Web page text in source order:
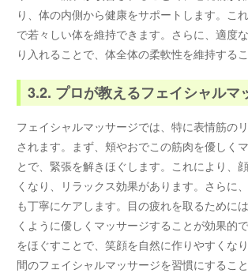
り、体の内側から健康をサポートします。こ
で若々しい体を維持できます。さらに、適度
り入れることで、体全体の柔軟性を維持する
3.2. プロが教えるフェイシャルマ
フェイシャルマッサージでは、特に表情筋の
されます。まず、頬やおでこの筋肉を優しく
とで、緊張を解きほぐします。これにより、
くなり、リラックス効果があります。さらに
も丁寧にケアします。目の疲れを取るために
くように優しくマッサージすることが効果的
をほぐすことで、笑顔を自然に作りやすくな
間のフェイシャルマッサージを習慣にするこ